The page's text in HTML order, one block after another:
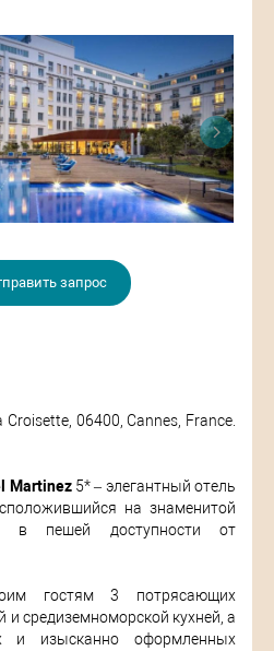
запрос
06400, Cannes, France.
Martinez5* – элегантный отель
на знаменитой
в пешей доступности от
гостям 3 потрясающих
и средиземноморской кухней, а
и изысканно оформленных